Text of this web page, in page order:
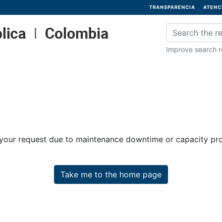
TRANSPARENCIA
Improve search
request due to maintenance downtime or capacity
Take me to the home page